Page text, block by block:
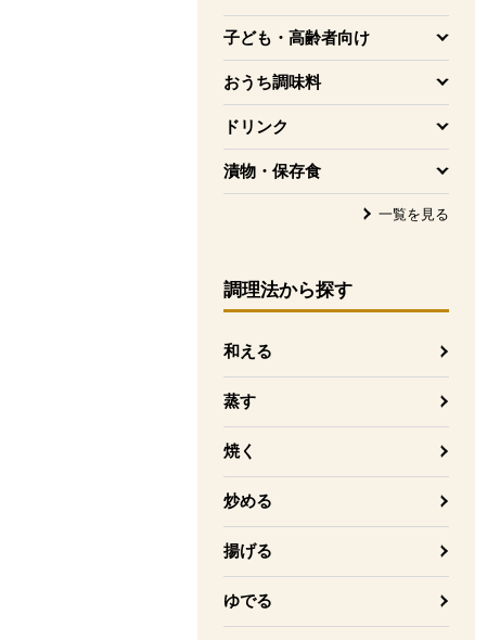
子ども・高齢者向け
を開く
おうち調味料
を開く
ドリンク
を開く
漬物・保存食
を開く
一覧を見る
調理法から探す
和える
蒸す
焼く
炒める
揚げる
ゆでる